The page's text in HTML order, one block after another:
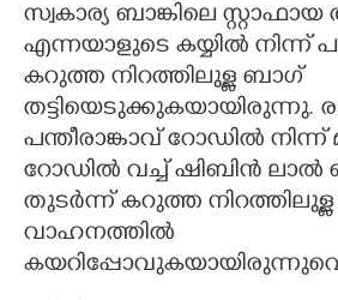
സ്വകാര്യ ബാങ്കിലെ സ്റ്റാഫായ
എന്നയാളുടെ കയ്യിൽ നിന്ന്
കറുത്ത നിറത്തിലുള്ള ബാഗ്
തട്ടിയെടുക്കുകയായിരുന്നു.
പന്തീരാങ്കാവ് റോഡിൽ നിന്ന്
റോഡിൽ വച്ച് ഷിബിൻ ലാൽ
തുടർന്ന് കറുത്ത നിറത്തിലുള്ള
വാഹനത്തിൽ